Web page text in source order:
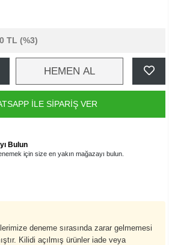
TL (%3)
HEMEN AL
İLE SİPARİŞ VER
Bulun
için size en yakın mağazayı bulun.
deneme sırasında zarar gelmemesi
Kilidi açılmış ürünler iade veya